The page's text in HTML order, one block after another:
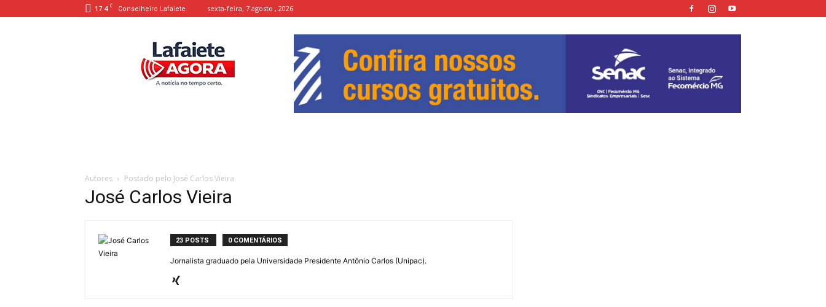
17.4 C Conselheiro Lafaiete sexta-feira, 7 agosto , 2026
Autores Postado pelo José Carlos Vieira
José Carlos Vieira
23 POSTS 0 COMENTÁRIOS
Jornalista graduado pela Universidade Presidente Antônio Carlos (Unipac).